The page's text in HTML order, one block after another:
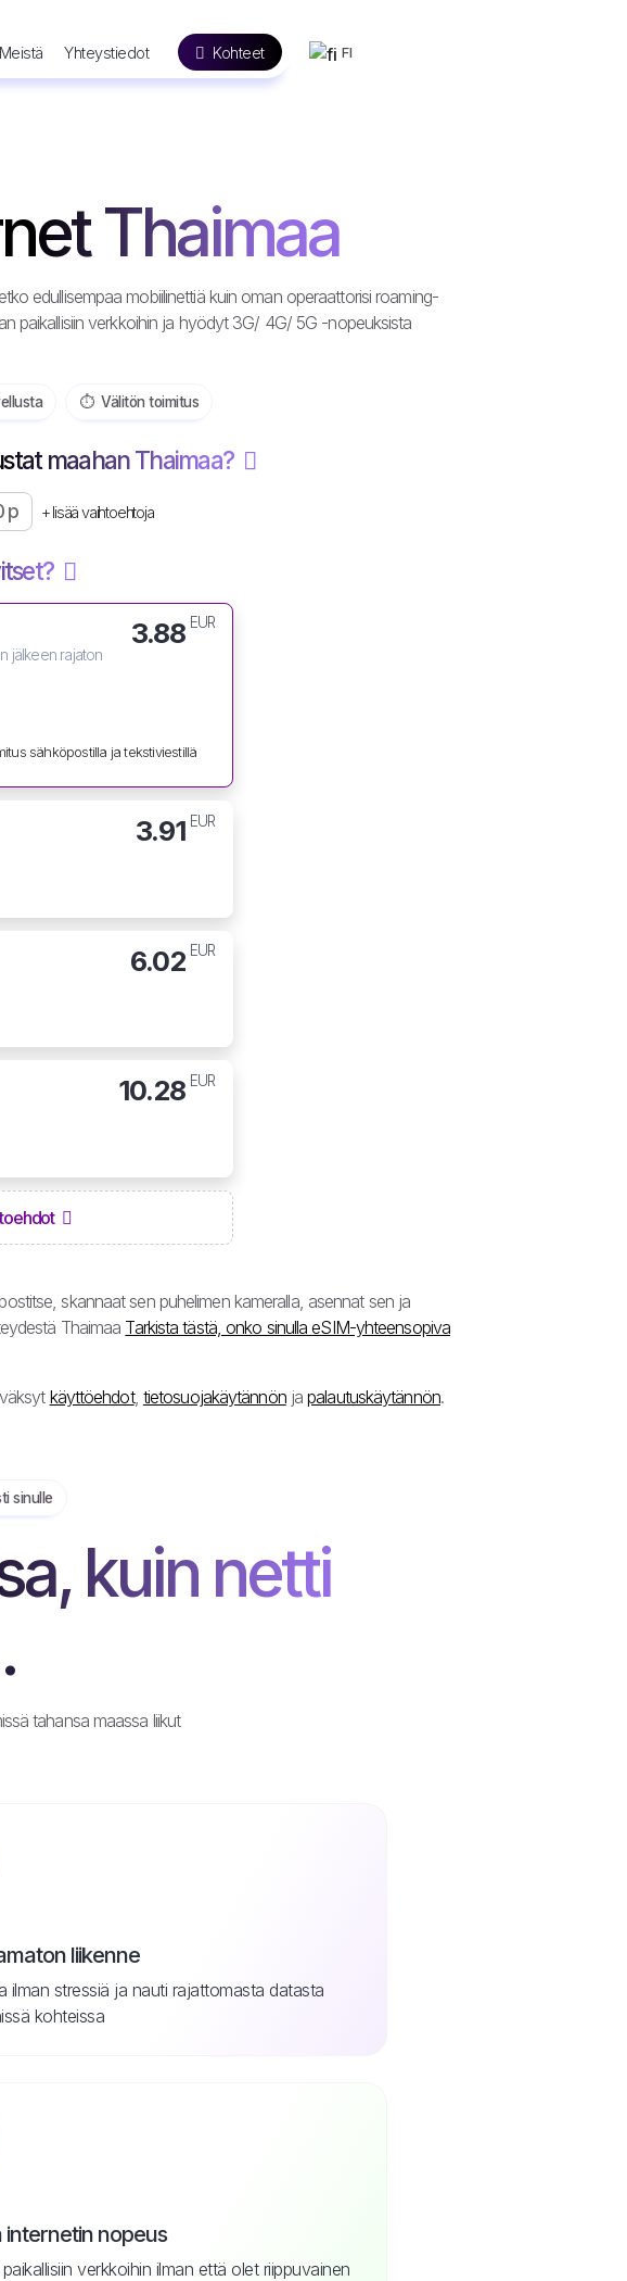
Meistä Yhteystiedot Kohteet FI
Thaimaa
edullisempaa mobiilinettiä kuin oman operaattorisi roaming-
paikallisiin verkkoihin ja hyödyt 3G/ 4G/ 5G -nopeuksista
⏱️️ Välitön toimitus
maahan Thaimaa?
p + lisää vaihtoehtoja
jälkeen rajaton
3.88 EUR
sähköpostilla ja tekstiviestillä
3.91 EUR
6.02 EUR
10.28 EUR
skannaat sen puhelimen kameralla, asennat sen ja
Thaimaa Tarkista tästä, onko sinulla eSIM-yhteensopiva
käyttöehdot, tietosuojakäytännönjapalautuskäytännön.
sinulle
kuin netti
tahansa maassa liikut
liikenne
ilman stressiä ja nauti rajattomasta datasta
kohteissa
internetin nopeus
verkkoihin ilman että olet riippuvainen